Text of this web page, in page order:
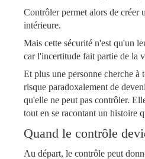
Contrôler permet alors de créer
intérieure.
Mais cette sécurité n'est qu'un
carl'incertitude fait partie de la
Et plus une personne cherche à
risque paradoxalement de
qu'elle ne peut pas contrôler.
tout en se racontant un histoire
Quand le contrôle
Au départ, le contrôle peut